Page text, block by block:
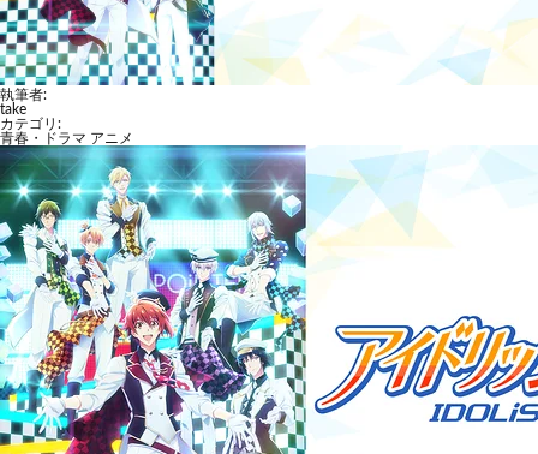
執筆者:
take
カテゴリ:
青春・ドラマ アニメ